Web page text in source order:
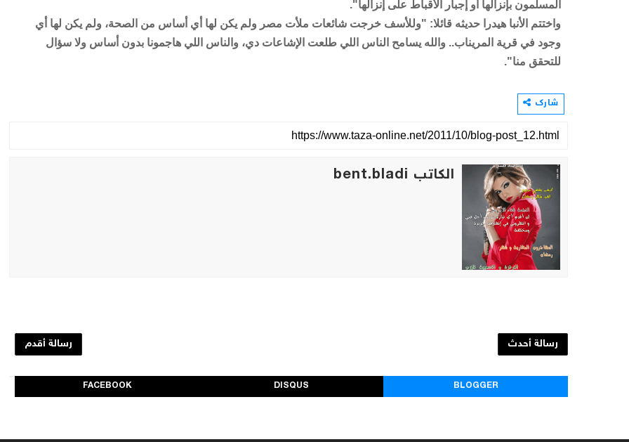
المسلمون بإنزالها أو إجبار الأقباط على إنزالها".
واختتم الأنبا هيدرا حديثه قائلا: "وللأسف خرجت شائعات ملأت مصر ولم يكن لها أي أساس من الصحة، ولم يكن لها أي
وجود في قرية المريناب.. والله يسامح الناس اللي طلعت الإشاعات دي، والناس اللي هاجمونا بدون أساس ولا سؤال
للتحقق منا".
شارك
الكاتب bent.bladi
رسالة أحدث رسالة أقدم
BLOGGER
DISQUS
FACEBOOK